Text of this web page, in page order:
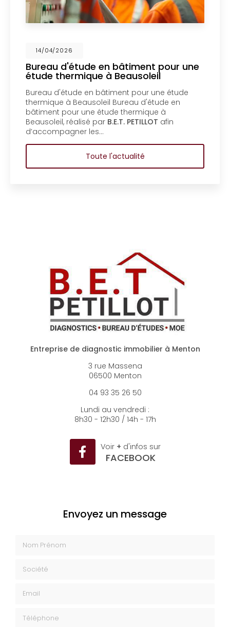
14/04/2026
Bureau d'étude en bâtiment pour une
étude thermique à Beausoleil
Bureau d'étude en bâtiment pour une étude
thermique à Beausoleil Bureau d'étude en
bâtiment pour une étude thermique à
Beausoleil, réalisé par B.E.T. PETILLOTafin
d’accompagner les…
Toute l'actualité
3 rue Massena
Lundi au vendredi :
Voir +d'infos sur
Envoyez un message
Nom Prénom
Société
Email
Téléphone